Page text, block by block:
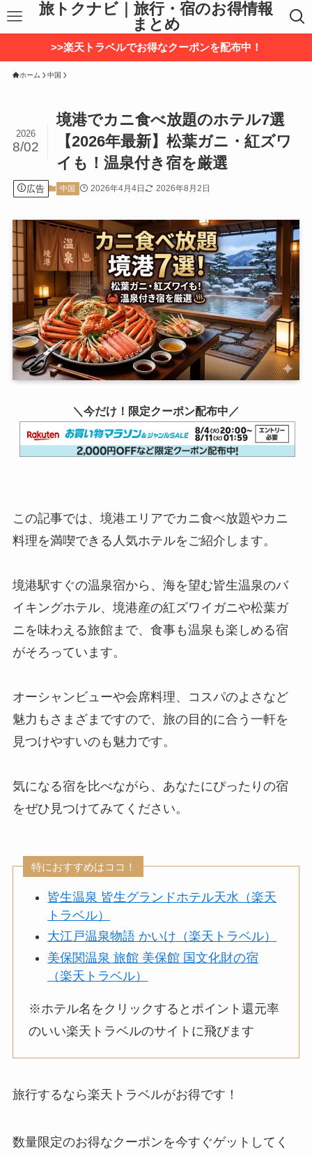
旅トクナビ｜旅行・宿のお得情報
まとめ
>>楽天トラベルでお得なクーポンを配布中！
ホーム 中国
境港でカニ食べ放題のホテル7選
【2026年最新】松葉ガニ・紅ズワ
イも！温泉付き宿を厳選
2026
8/02
広告 中国 2026年4月4日 2026年8月2日
＼今だけ！限定クーポン配布中／
この記事では、境港エリアでカニ食べ放題やカニ
料理を満喫できる人気ホテルをご紹介します。
境港駅すぐの温泉宿から、海を望む皆生温泉のバ
イキングホテル、境港産の紅ズワイガニや松葉ガ
ニを味わえる旅館まで、食事も温泉も楽しめる宿
がそろっています。
オーシャンビューや会席料理、コスパのよさなど
魅力もさまざまですので、旅の目的に合う一軒を
見つけやすいのも魅力です。
気になる宿を比べながら、あなたにぴったりの宿
をぜひ見つけてみてください。
特におすすめはココ！
皆生温泉 皆生グランドホテル天水（楽天
トラベル）
大江戸温泉物語 かいけ（楽天トラベル）
美保関温泉 旅館 美保館 国文化財の宿
（楽天トラベル）
※ホテル名をクリックするとポイント還元率
のいい楽天トラベルのサイトに飛びます
旅行するなら楽天トラベルがお得です！
数量限定のお得なクーポンを今すぐゲットしてく